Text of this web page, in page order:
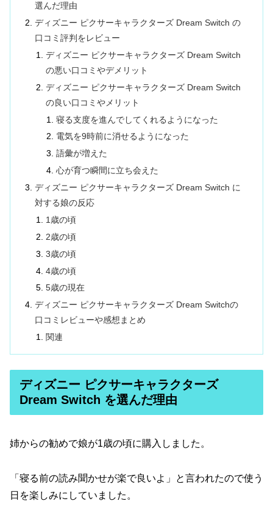
選んだ理由
ディズニー ピクサーキャラクターズ Dream Switch の
口コミ評判をレビュー
ディズニー ピクサーキャラクターズ Dream Switch
の悪い口コミやデメリット
ディズニー ピクサーキャラクターズ Dream Switch
の良い口コミやメリット
寝る支度を進んでしてくれるようになった
電気を9時前に消せるようになった
語彙が増えた
心が育つ瞬間に立ち会えた
ディズニー ピクサーキャラクターズ Dream Switch に
対する娘の反応
1歳の頃
2歳の頃
3歳の頃
4歳の頃
5歳の現在
ディズニー ピクサーキャラクターズ Dream Switchの
口コミレビューや感想まとめ
関連
ディズニー ピクサーキャラクターズ
Dream Switch を選んだ理由
姉からの勧めで娘が1歳の頃に購入しました。
「寝る前の読み聞かせが楽で良いよ」と言われたので使う
日を楽しみにしていました。